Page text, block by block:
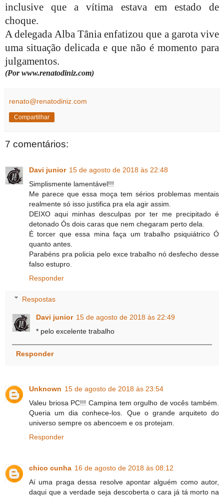
inclusive que a vítima estava em estado de
choque.
A delegada Alba Tânia enfatizou que a garota vive
uma situação delicada e que não é momento para
julgamentos.
(Por www.renatodiniz.com)
renato@renatodiniz.com
Compartilhar
7 comentários:
Davi junior 15 de agosto de 2018 às 22:48
Simplismente lamentável!!!
Me parece que essa moça tem sérios problemas mentais
realmente só isso justifica pra ela agir assim.
DEIXO aqui minhas desculpas por ter me precipitado é
detonado Ós dois caras que nem chegaram perto dela.
É torcer que essa mina faça um trabalho psiquiátrico Ó
quanto antes.
Parabéns pra policia pelo exce trabalho nó desfecho desse
falso estupro.
Responder
Respostas
Davi junior 15 de agosto de 2018 às 22:49
* pelo excelente trabalho
Responder
Unknown 15 de agosto de 2018 às 23:54
Valeu briosa PC!!! Campina tem orgulho de vocês também.
Queria um dia conhece-los. Que o grande arquiteto do
universo sempre os abencoem e os protejam.
Responder
chico cunha 16 de agosto de 2018 às 08:12
Aí uma praga dessa resolve apontar alguém como autor,
daqui que a verdade seja descoberta o cara já tá morto na